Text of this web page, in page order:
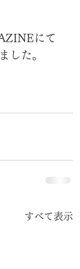
にて
した。
すべて表示